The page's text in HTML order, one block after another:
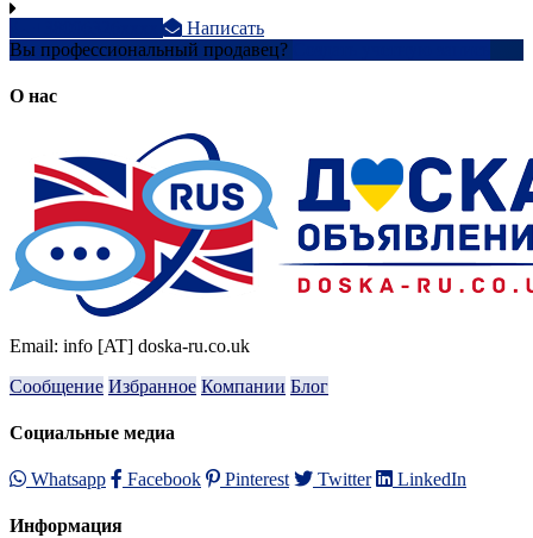
Написать
Вы профессиональный продавец?
О нас
Email: info [AT] doska-ru.co.uk
Сообщение Избранное Компании Блог
Социальные медиа
Whatsapp Facebook Pinterest Twitter LinkedIn
Информация